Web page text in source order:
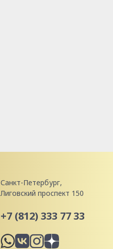
Санкт-Петербург,
Лиговский проспект 150
+7 (812) 333 77 33